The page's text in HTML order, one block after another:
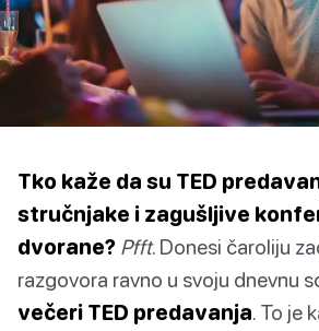
Tko kaže da su TED
stručnjake i zagušljive
dvorane? Pfft. Donesi čaroliju
razgovora ravno u svoju dnevnu
večeri TED predavanja. To je